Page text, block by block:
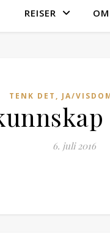
REISER OM
TENK DET, JA/
6. juli 2016